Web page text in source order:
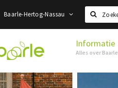
Baarle-Hertog-Nassau
Zoeken
Visit
Baarle
Informatie
Alles over Baarle